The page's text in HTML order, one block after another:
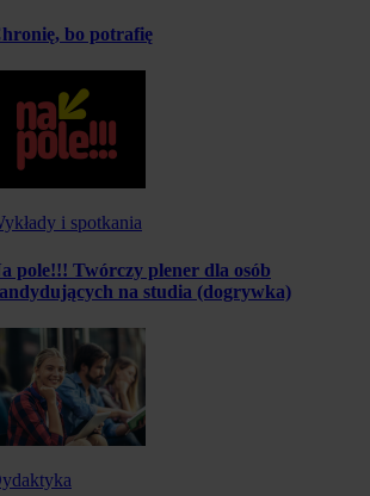
bo potrafię
i spotkania
pole!!! Twórczy plener dla osób
na studia (dogrywka)